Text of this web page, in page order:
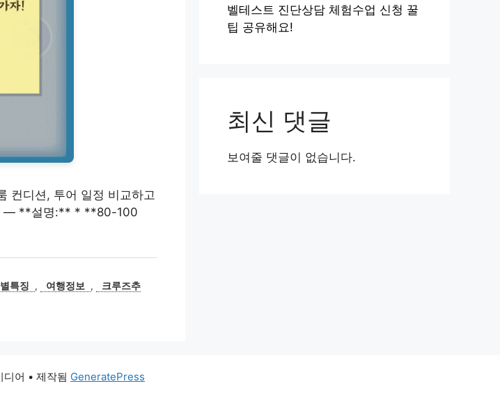
컨디션, 투어 일정 비교하고
— **설명:** * **80-100
특징 , 여행정보 ,
크루즈추
벨테스트 진단상담 체험수업 신청 꿀
팁 공유해요!
최신 댓글
보여줄 댓글이 없습니다.
어 • 제작됨 GeneratePress